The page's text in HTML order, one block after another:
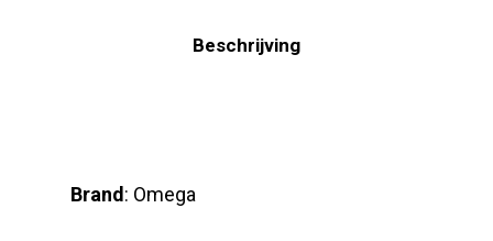
Beschrijving
Brand : Omega